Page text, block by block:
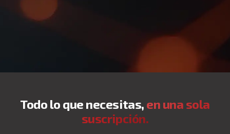
Todo lo que necesitas, en una sola
suscripción.